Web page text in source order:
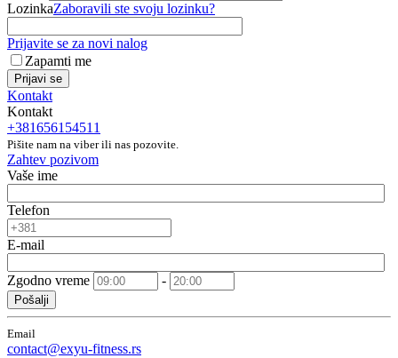
LozinkaZaboravili ste svoju lozinku?
Prijavite se za novi nalog
Zapamti me
Prijavi se
Kontakt
Kontakt
+381656154511
Pišite nam na viber ili nas pozovite.
Zahtev pozivom
Vaše ime
Telefon
E-mail
Zgodno vreme -
Pošalji
Email
contact@exyu-fitness.rs